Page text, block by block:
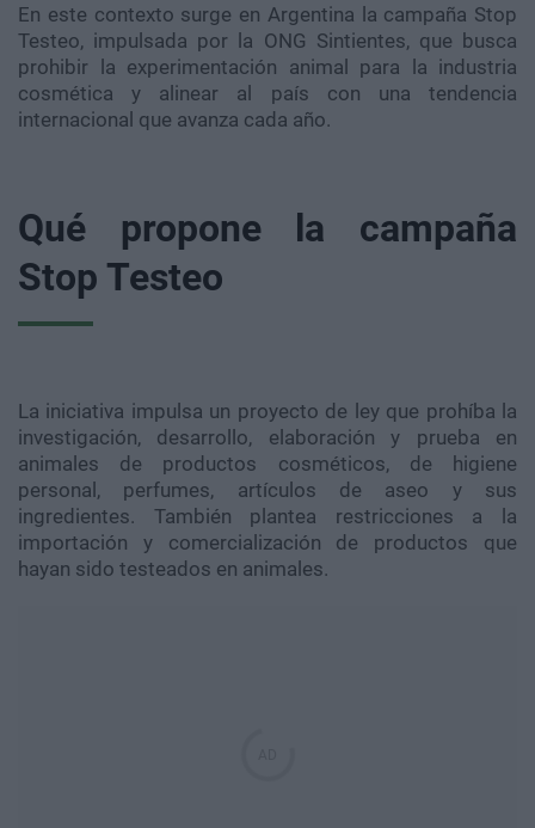
En este contexto surge en Argentina la campaña Stop
Testeo, impulsada por la ONG Sintientes, que busca
prohibir la experimentación animal para la industria
cosmética y alinear al país con una tendencia
internacional que avanza cada año.
Qué propone la campaña
Stop Testeo
La iniciativa impulsa un proyecto de ley que prohíba la
investigación, desarrollo, elaboración y prueba en
animales de productos cosméticos, de higiene
personal, perfumes, artículos de aseo y sus
ingredientes. También plantea restricciones a la
importación y comercialización de productos que
hayan sido testeados en animales.